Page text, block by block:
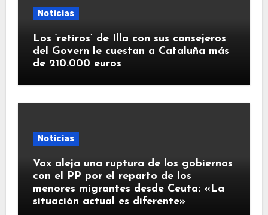
Noticias
Los ‘retiros’ de Illa con sus consejeros
del Govern le cuestan a Cataluña más
de 210.000 euros
Noticias
Vox aleja una ruptura de los gobiernos
con el PP por el reparto de los
menores migrantes desde Ceuta: «La
situación actual es diferente»